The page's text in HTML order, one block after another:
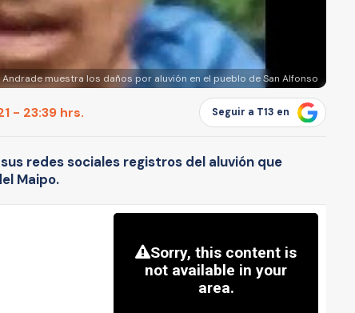
Andrade muestra los daños por aluvión en el pueblo de San Alfonso
- 23:39 hrs. Seguir a T13 en
redes sociales registros del aluvión que
Maipo.